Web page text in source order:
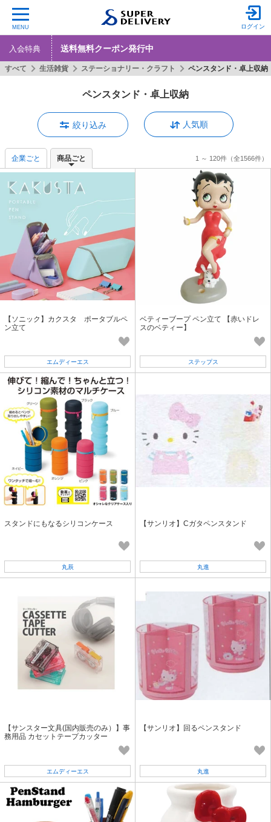
MENU ログイン
入会特典 送料無料クーポン発行中
ペンスタンド・卓上収納
すべて 生活雑貨 ステーショナリー・クラフト ペンスタンド・卓上収納
絞り込み 人気順
企業ごと 商品ごと 1 ～ 120件（全1566件）
【ソニック】カクスタ ポータブルペ
ン立て
エムディーエス
ベティーブープ ペン立て 【赤いドレ
スのベティー】
ステップス
スタンドにもなるシリコンケース
丸辰
【サンリオ】Cガタペンスタンド
丸進
【サンスター文具(国内販売のみ）】事
務用品 カセットテープカッター
エムディーエス
【サンリオ】回るペンスタンド
丸進